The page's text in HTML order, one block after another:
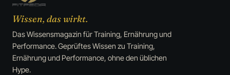
Wissen, das wirkt.
Das Wissensmagazin für Training, Ernährung und
Performance. Geprüftes Wissen zu Training,
Ernährung und Performance, ohne den üblichen
Hype.